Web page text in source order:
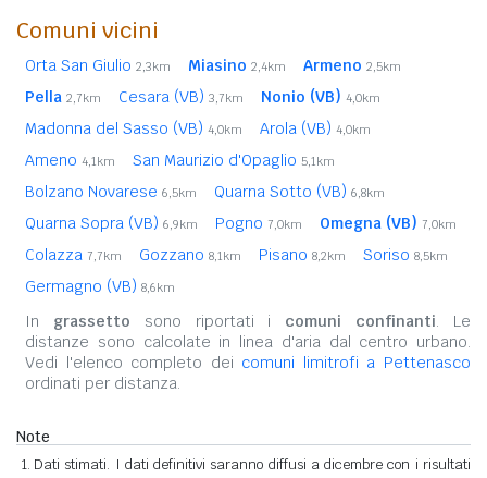
Comuni vicini
Orta San Giulio 2,3km Miasino 2,4km Armeno 2,5km
Pella 2,7km Cesara (VB) 3,7km Nonio (VB) 4,0km
Madonna del Sasso (VB) 4,0km Arola (VB) 4,0km
Ameno 4,1km San Maurizio d'Opaglio 5,1km
Bolzano Novarese 6,5km Quarna Sotto (VB) 6,8km
Quarna Sopra (VB) 6,9km Pogno 7,0km Omegna (VB) 7,0km
Colazza 7,7km Gozzano 8,1km Pisano 8,2km Soriso 8,5km
Germagno (VB) 8,6km
In grassetto sono riportati i comuni confinanti. Le
distanze sono calcolate in linea d'aria dal centro urbano.
Vedi l'elenco completo dei comuni limitrofi a Pettenasco
ordinati per distanza.
Note
Dati stimati. I dati definitivi saranno diffusi a dicembre con i risultati